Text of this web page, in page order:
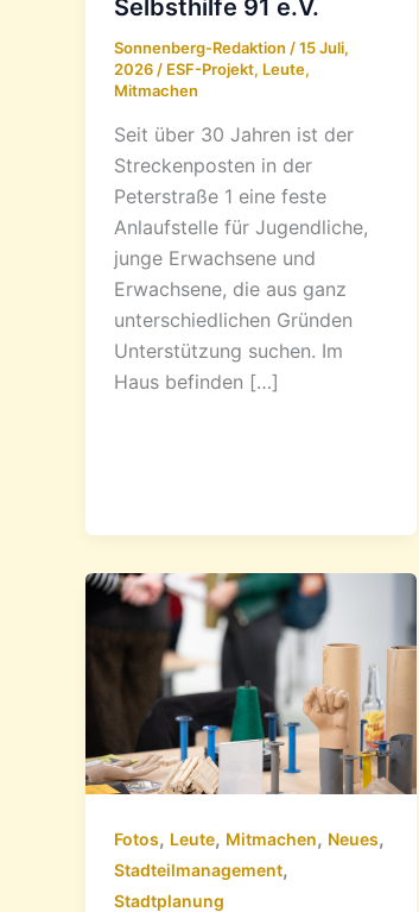
Selbsthilfe 91 e.V.
Sonnenberg-Redaktion /15 Juli,
2026 / ESF-Projekt, Leute,
Mitmachen
Seit über 30 Jahren ist der
Streckenposten in der
Peterstraße 1 eine feste
Anlaufstelle für Jugendliche,
junge Erwachsene und
Erwachsene, die aus ganz
unterschiedlichen Gründen
Unterstützung suchen. Im
Haus befinden […]
Fotos, Leute, Mitmachen, Neues,
Stadteilmanagement,
Stadtplanung